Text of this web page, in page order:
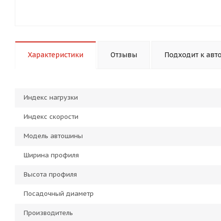
Характеристики Отзывы Подходит к авто
Индекс нагрузки
Индекс скорости
Модель автошины
Ширина профиля
Высота профиля
Посадочный диаметр
Производитель